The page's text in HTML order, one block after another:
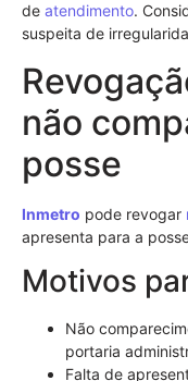
de atendimento.
suspeita de
não
posse
Inmetro pode revogar
apresenta para a
Motivos
Não
portaria
Falta de